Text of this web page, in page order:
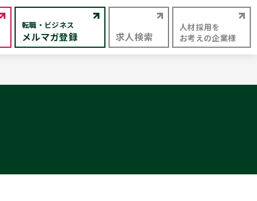
転職・ビジネス
メルマガ登録 求人検索
人材採用を
お考えの企業様